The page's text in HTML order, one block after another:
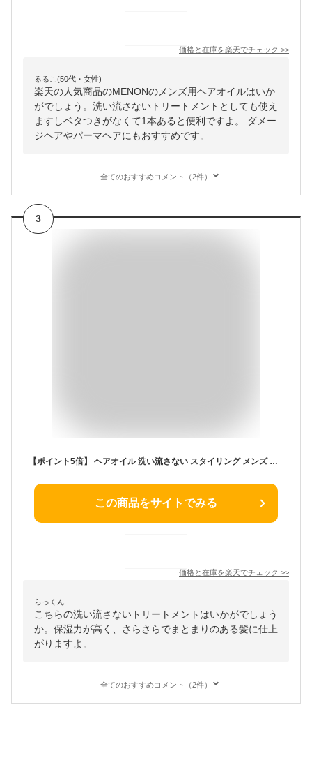
価格と在庫を楽天でチェック >>
るるこ(50代・女性)
楽天の人気商品のMENONのメンズ用ヘアオイルはいか
がでしょう。洗い流さないトリートメントとしても使え
ますしベタつきがなくて1本あると便利ですよ。 ダメー
ジヘアやパーマヘアにもおすすめです。
全てのおすすめコメント（2件）
3
【ポイント5倍】 ヘアオイル 洗い流さない スタイリング メンズ MENON 100mL 洗い流さないトリートメント オーガニック 男性 女性 しっとり 香り ダメージ トリートメント クセ毛 寝ぐせ ダメージケア ダメージヘア 補修 髪 痛み うねり 乾燥
この商品をサイトでみる
価格と在庫を楽天でチェック >>
らっくん
こちらの洗い流さないトリートメントはいかがでしょう
か。保湿力が高く、さらさらでまとまりのある髪に仕上
がりますよ。
全てのおすすめコメント（2件）